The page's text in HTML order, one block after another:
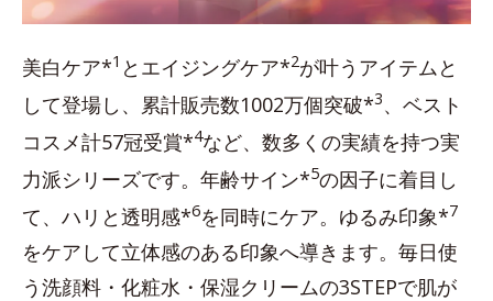
美白ケア*1 とエイジングケア*2が叶うアイテムと
して登場し、累計販売数1002万個突破*3、ベスト
コスメ計57冠受賞*4など、数多くの実績を持つ実
力派シリーズです。年齢サイン*5の因子に着目し
て、ハリと透明感*6を同時にケア。ゆるみ印象*7
をケアして立体感のある印象へ導きます。毎日使
う洗顔料・化粧水・保湿クリームの3STEPで肌が